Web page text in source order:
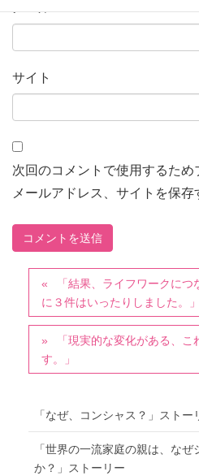
サイト
次回のコメントで使用するため
メールアドレス、サイトを保存
「結果、ライフワークに
に３件はいったりしました。」
「現実的な変化がある、
す。」
「なぜ、コンシャス？」ストー
「世界の一流家庭の親は、な
か？」ストーリー